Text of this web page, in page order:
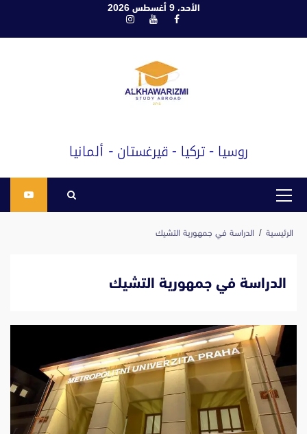
الأحد، 9 أغسطس 2026
فيسبوكيوتيوبانستغرام
القائمة
الرئيسية الدراسة في جمهورية التشيك
الدراسة في جمهورية التشيك